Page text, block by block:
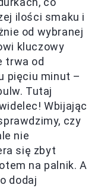
ilości smaku i
od wybranej
kluczowy
trwa od
pięciu minut –
Tutaj
Wbijając
czy
nie
się zbyt
na palnik. A
dodaj